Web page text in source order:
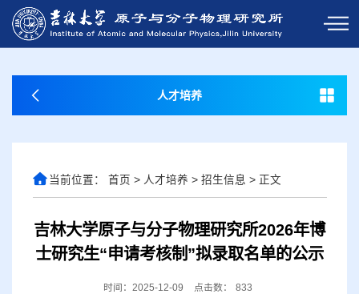
人才培养
当前位置： 首页 > 人才培养 > 招生信息 > 正文
吉林大学原子与分子物理研究所2026年博
士研究生“申请考核制”拟录取名单的公示
时间：2025-12-09 点击数： 833